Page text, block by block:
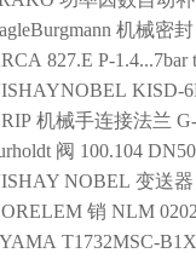
机械密封
827.E P-
KISD-
机械手连接法兰
阀 100.104
NOBEL 变送器
销 NLM
T1732MSC-B1X